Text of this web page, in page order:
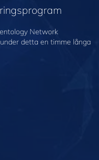
Network
detta en timme långa